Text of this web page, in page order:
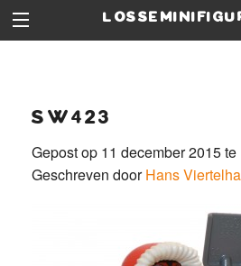
sw423
Gepost op 11 december 2015 te
Geschreven doorHans